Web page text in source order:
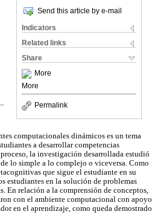
Send this article by e-mail
Indicators
Related links
Share
More
More
Permalink
computacionales dinámicos es un tema
a desarrollar competencias
la investigación desarrollada estudió
lo simple a lo complejo o viceversa. Como
que sigue el estudiante en su
estudiantes en la solución de problemas
En relación a la comprensión de conceptos,
con el ambiente computacional con apoyo
en el aprendizaje, como queda demostrado